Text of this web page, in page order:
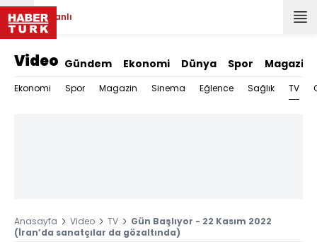
Canlı
Video Gündem Ekonomi Dünya Spor Magazin
Ekonomi Spor Magazin Sinema Eğlence Sağlık TV
Anasayfa Video TV
Gün Başlıyor - 22 Kasım 2022
(İran’da sanatçılar da gözaltında)